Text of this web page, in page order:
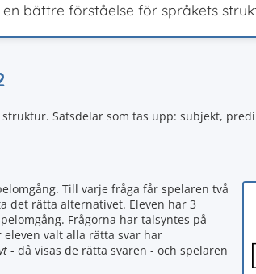
bättre förståelse för språkets
Satsdelar som tas upp: subjekt,
Till varje fråga får spelaren två
det rätta alternativet. Eleven har 3
Frågorna har talsyntes på
valt alla rätta svar har
- då visas de rätta svaren - och spelaren